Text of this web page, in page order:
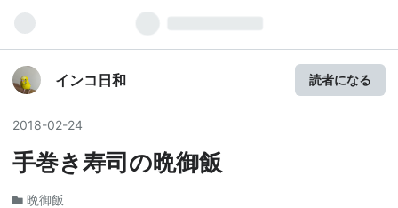
インコ日和 読者になる
2018-02-24
手巻き寿司の晩御飯
晩御飯